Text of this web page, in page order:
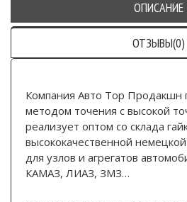
ОПИСАНИЕ
ОТЗЫВЫ(0)
Компания Авто Тор Продакшн
методом точения с высокой
реализует оптом со склада
высококачественной
для узлов и агрегатов
КАМАЗ, ЛИАЗ, ЗМЗ…